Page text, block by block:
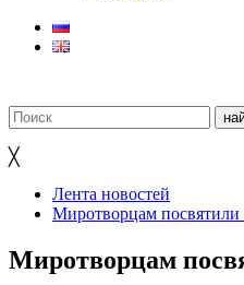
╳
Лента новостей
Миротворцам посвятили
Миротворцам